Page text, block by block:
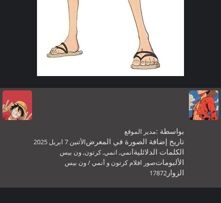
بواسطة :مدير الموقع
تاريخ إضافة الصورة في المعرضالأثنين 7 ابريل 2025
الكلمات الدلائليةأنمي, انمي,كرتون,ون بيس
الألبوماتصور افلام كرتون و أنمي /ون بيس
الزوار 17872